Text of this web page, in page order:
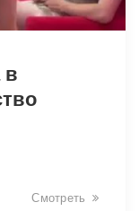
в
Смотреть